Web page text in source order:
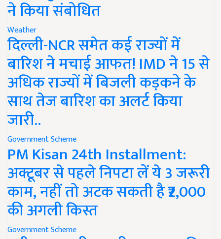
ने किया संबोधित
Weather
दिल्ली-NCR समेत कई राज्यों में
बारिश ने मचाई आफत! IMD ने 15 से
अधिक राज्यों में बिजली कड़कने के
साथ तेज बारिश का अलर्ट किया
जारी..
Government Scheme
PM Kisan 24th Installment:
अक्टूबर से पहले निपटा लें ये 3 जरूरी
काम, नहीं तो अटक सकती है ₹2,000
की अगली किस्त
Government Scheme